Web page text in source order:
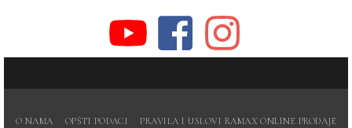
O NAMA OPŠTI PODACI
PRAVILA I USLOVI RAMAX ONLINE PRODAJE